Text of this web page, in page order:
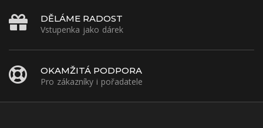
DĚLÁME RADOST
Vstupenka jako dárek
OKAMŽITÁ PODPORA
Pro zákazníky i pořadatele